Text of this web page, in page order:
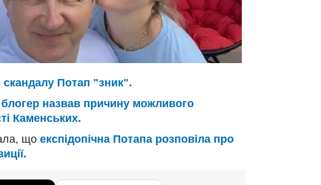
скандалу Потап "зник".
блогер назвав причину можливого
Каменських.
що експідопічна Потапа розповіла про